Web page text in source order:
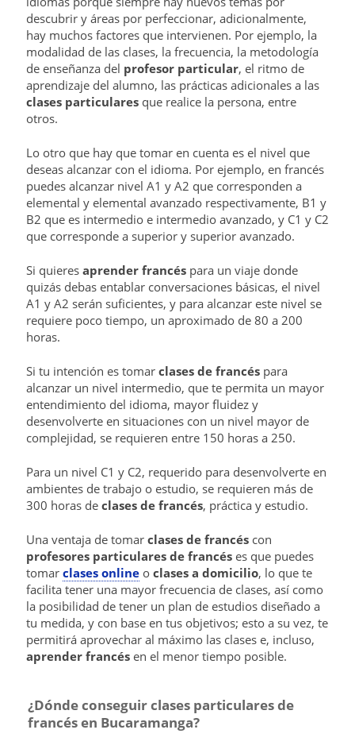
descubrir y áreas por perfeccionar, adicionalmente,
hay muchos factores que intervienen. Por ejemplo, la
modalidad de las clases, la frecuencia, la metodología
de enseñanza del profesor particular, el ritmo de
aprendizaje del alumno, las prácticas adicionales a las
clases particulares que realice la persona, entre
otros.
Lo otro que hay que tomar en cuenta es el nivel que
deseas alcanzar con el idioma. Por ejemplo, en francés
puedes alcanzar nivel A1 y A2 que corresponden a
elemental y elemental avanzado respectivamente, B1 y
B2 que es intermedio e intermedio avanzado, y C1 y C2
que corresponde a superior y superior avanzado.
Si quieres aprender francés para un viaje donde
quizás debas entablar conversaciones básicas, el nivel
A1 y A2 serán suficientes, y para alcanzar este nivel se
requiere poco tiempo, un aproximado de 80 a 200
horas.
Si tu intención es tomar clases de francés para
alcanzar un nivel intermedio, que te permita un mayor
entendimiento del idioma, mayor fluidez y
desenvolverte en situaciones con un nivel mayor de
complejidad, se requieren entre 150 horas a 250.
Para un nivel C1 y C2, requerido para desenvolverte en
ambientes de trabajo o estudio, se requieren más de
300 horas de clases de francés, práctica y estudio.
Una ventaja de tomar clases de francés con
profesores particulares de francés es que puedes
tomar clases online o clases a domicilio, lo que te
facilita tener una mayor frecuencia de clases, así como
la posibilidad de tener un plan de estudios diseñado a
tu medida, y con base en tus objetivos; esto a su vez, te
permitirá aprovechar al máximo las clases e, incluso,
aprender francés en el menor tiempo posible.
¿Dónde conseguir clases particulares de
francés en Bucaramanga?